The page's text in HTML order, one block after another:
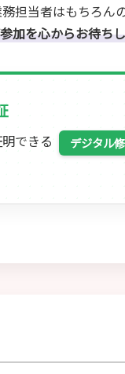
担当者はもちろんの
加を心からお待ち
できる デジタル